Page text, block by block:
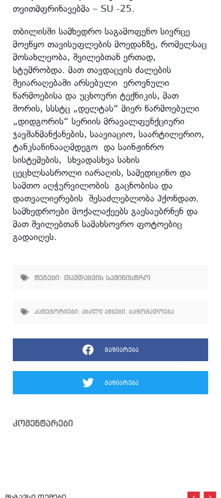
თვითმფრინავებმა – SU -25.
თბილისში სამხედრო საგამოფენო სივრცე
მოეწყო თავისუფლების მოედანზე, რომელსაც
მოსახლეობა, შვილებთან ერთად,
სტუმრობდა. მათ თავდაცვის ძალების
შეიარაღებაში არსებული ეროვნული
წარმოებისა და უცხოური ტექნიკის, მათ
შორის, სსსტც „დელტას“ მიერ წარმოებული
„დიდგორის“ სერიის მრავალფუნქციური
ჯავშანმანქანების, საავიაციო, საარტილერიო,
ტანკსაწინააღმდეგო და საინჟინრო
სისტემების, სხვადასხვა სახის
ცეცხლსასროლი იარაღის, სამედიცინო და
სამთო აღჭურვილობის გაცნობისა და
დათვალიერების შესაძლებლობა ჰქონდათ.
სამხედროები მოქალაქეებს გაესაუბრნენ და
მათ შვილებთან სამახსოვრო ფოტოებიც
გადაიღეს.
ტეგები: თავდაცვის სამინისტრო
კატეგორიები: ახალი ამბები , საზოგადოება
გაზიარება
გაზიარება
კომენტარები